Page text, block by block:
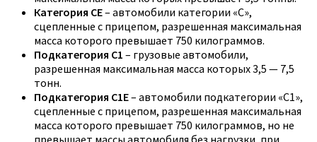
Категория CE– автомобили категории «С»,
сцепленные с прицепом, разрешенная максимальная
масса которого превышает 750 килограммов.
Подкатегория C1 – грузовые автомобили,
разрешенная максимальная масса которых 3,5 — 7,5
тонн.
Подкатегория C1E– автомобили подкатегории «С1»,
сцепленные с прицепом, разрешенная максимальная
масса которого превышает 750 килограммов, но не